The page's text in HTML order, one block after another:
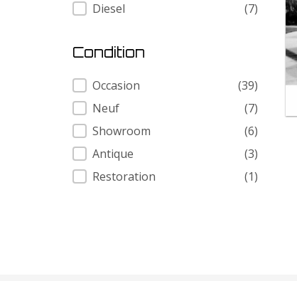
Diesel
(7)
Condition
Condition
Occasion
(39)
Neuf
(7)
Showroom
(6)
Antique
(3)
Restoration
(1)